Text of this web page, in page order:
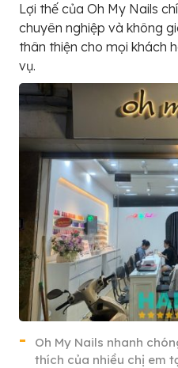
Lợi thế của Oh My Nails
chuyên nghiệp và không
thân thiện cho mọi khách
vụ.
Oh My Nails nhanh
thích của nhiều chị em